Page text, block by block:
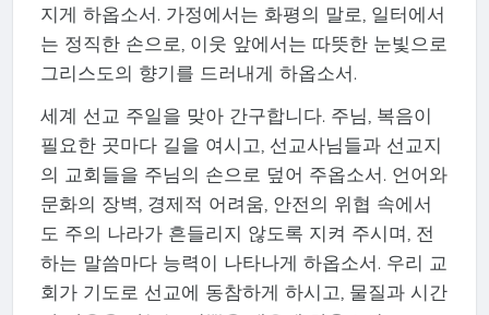
지게 하옵소서. 가정에서는 화평의 말로, 일터에서
는 정직한 손으로, 이웃 앞에서는 따뜻한 눈빛으로
그리스도의 향기를 드러내게 하옵소서.
세계 선교 주일을 맞아 간구합니다. 주님, 복음이
필요한 곳마다 길을 여시고, 선교사님들과 선교지
의 교회들을 주님의 손으로 덮어 주옵소서. 언어와
문화의 장벽, 경제적 어려움, 안전의 위협 속에서
도 주의 나라가 흔들리지 않도록 지켜 주시며, 전
하는 말씀마다 능력이 나타나게 하옵소서. 우리 교
회가 기도로 선교에 동참하게 하시고, 물질과 시간